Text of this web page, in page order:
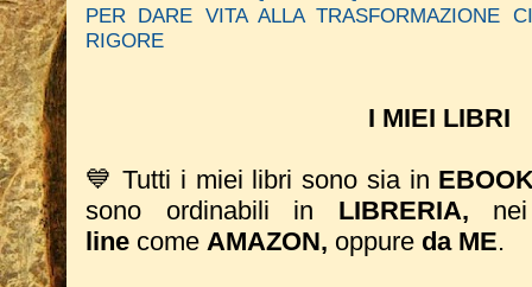
PER DARE VITA ALLA TRASFORMAZIONE
RIGORE
I MIEI LIBRI
💙 Tutti i miei libri sono sia in
sono ordinabili in LIBRERIA,
line come AMAZON, oppure da ME.